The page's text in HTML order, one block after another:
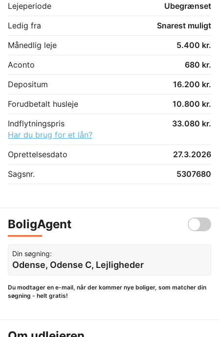
Lejeperiode
Ubegrænset
Ledig fra
Snarest muligt
Månedlig leje
5.400 kr.
Aconto
680 kr.
Depositum
16.200 kr.
Forudbetalt husleje
10.800 kr.
Indflytningspris
33.080 kr.
Har du brug for et lån?
Oprettelsesdato
27.3.2026
Sagsnr.
5307680
BoligAgent
Din søgning:
Odense, Odense C, Lejligheder
Du modtager en e-mail, når der kommer nye boliger, som matcher din
søgning - helt gratis!